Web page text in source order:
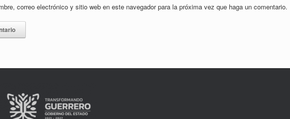
correo electrónico y sitio web en este navegador para la próxima vez que haga un comentario.